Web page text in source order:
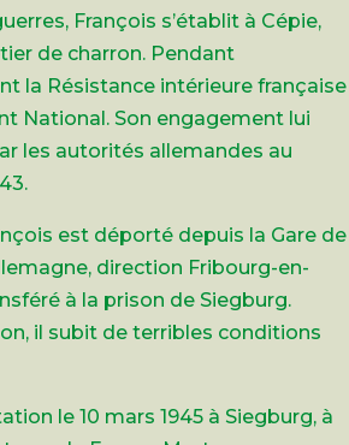
François s’établit à Cépie,
de charron. Pendant
la Résistance intérieure française
National. Son engagement lui
les autorités allemandes au
est déporté depuis la Gare de
direction Fribourg-en-
à la prison de Siegburg.
il subit de terribles conditions
le 10 mars 1945 à Siegburg, à